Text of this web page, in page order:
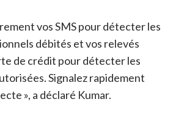
vos SMS pour détecter les
débités et vos relevés
de crédit pour détecter les
Signalez rapidement
», a déclaré Kumar.